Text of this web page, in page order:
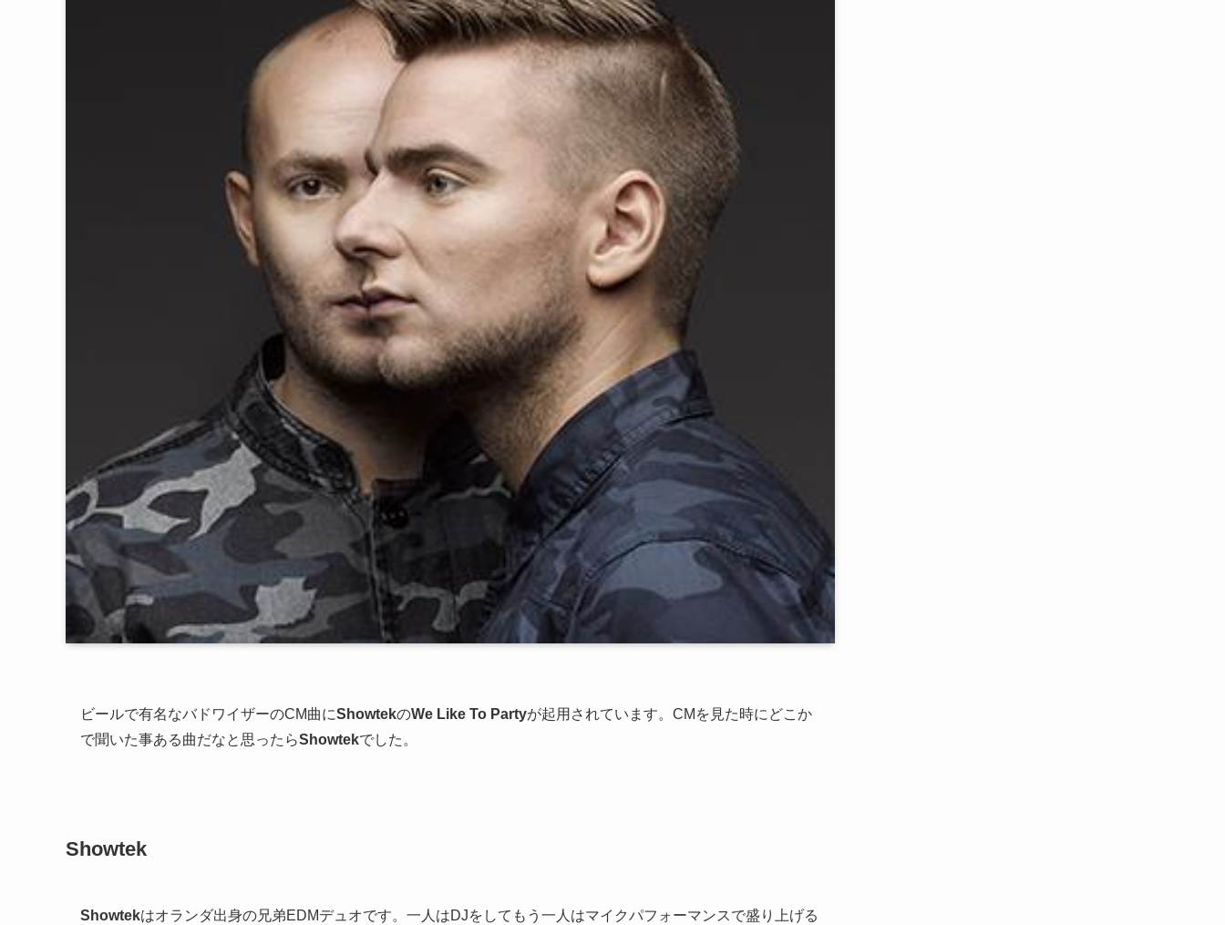
ビールで有名なバドワイザーのCM曲にShowtekのWe Like To Partyが起用されています。CMを見た時にどこか
で聞いた事ある曲だなと思ったらShowtekでした。
Showtek
Showtekはオランダ出身の兄弟EDMデュオです。一人はDJをしてもう一人はマイクパフォーマンスで盛り上げる